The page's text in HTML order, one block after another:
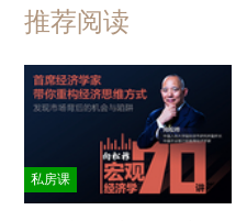
推荐阅读
私房课